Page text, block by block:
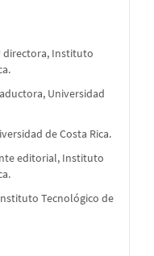
directora, Instituto
Universidad
de Costa Rica.
editorial, Instituto
Tecnológico de